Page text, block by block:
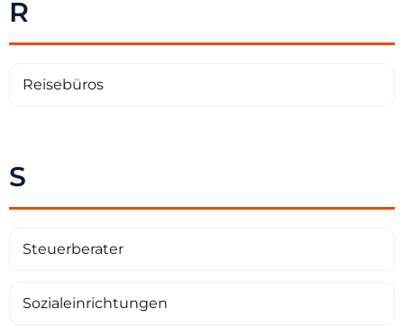
R
Reisebüros
S
Steuerberater
Sozialeinrichtungen